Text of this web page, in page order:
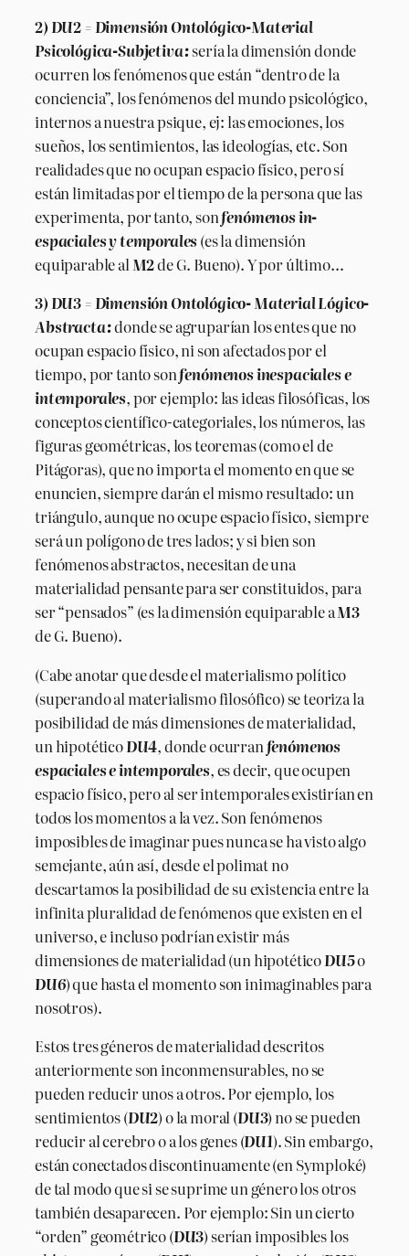
2) DU2 = Dimensión Ontológico-Material
Psicológica-Subjetiva:sería la dimensión donde
ocurren los fenómenos que están “dentro de la
conciencia”, los fenómenos del mundo psicológico,
internos a nuestra psique, ej: las emociones, los
sueños, los sentimientos, las ideologías, etc. Son
realidades que no ocupan espacio físico, pero sí
están limitadas por el tiempo de la persona que las
experimenta, por tanto, sonfenómenos in-
espaciales y temporales(es la dimensión
equiparable al M2de G. Bueno). Y por último…
3) DU3 = Dimensión Ontológico- Material Lógico-
Abstracta:donde se agruparían los entes que no
ocupan espacio físico, ni son afectados por el
tiempo, por tanto sonfenómenos inespaciales e
intemporales, por ejemplo: las ideas filosóficas, los
conceptos científico-categoriales, los números, las
figuras geométricas, los teoremas (como el de
Pitágoras), que no importa el momento en que se
enuncien, siempre darán el mismo resultado: un
triángulo, aunque no ocupe espacio físico, siempre
será un polígono de tres lados; y si bien son
fenómenos abstractos, necesitan de una
materialidad pensante para ser constituidos, para
ser “pensados” (es la dimensión equiparable aM3
de G. Bueno).
(Cabe anotar que desde el materialismo político
(superando al materialismo filosófico) se teoriza la
posibilidad de más dimensiones de materialidad,
un hipotéticoDU4, donde ocurranfenómenos
espaciales e intemporales, es decir, que ocupen
espacio físico, pero al ser intemporales existirían en
todos los momentos a la vez. Son fenómenos
imposibles de imaginar pues nunca se ha visto algo
semejante, aún así, desde el polimat no
descartamos la posibilidad de su existencia entre la
infinita pluralidad de fenómenos que existen en el
universo, e incluso podrían existir más
dimensiones de materialidad (un hipotéticoDU5o
DU6) que hasta el momento son inimaginables para
nosotros).
Estos tres géneros de materialidad descritos
anteriormente son inconmensurables, no se
pueden reducir unos a otros. Por ejemplo, los
sentimientos (DU2) o la moral (DU3) no se pueden
reducir al cerebro o a los genes (DU1). Sin embargo,
están conectados discontinuamente (en Symploké)
de tal modo que si se suprime un género los otros
también desaparecen. Por ejemplo: Sin un cierto
“orden” geométrico (DU3) serían imposibles los